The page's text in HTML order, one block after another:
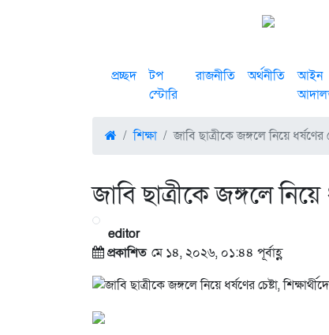
প্রচ্ছদ
টপ
স্টোরি
রাজনীতি অর্থনীতি
আইন
শিক্ষা জাবি ছাত্রীকে জঙ্গলে নিয়ে ধর্ষণের
জাবি ছাত্রীকে জঙ্গলে নিয়ে
editor
প্রকাশিত মে ১৪, ২০২৬, ০১:৪৪ পূর্বাহ্ণ